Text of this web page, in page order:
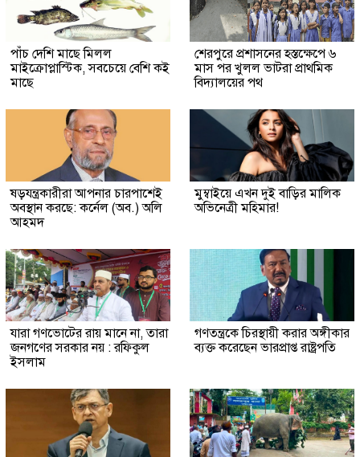
পাঁচ দেশি মাছে মিলল
মাইক্রোপ্লাস্টিক, সবচেয়ে বেশি কই
মাছে
শেরপুরে প্রশাসনের হস্তক্ষেপে ৬
মাস পর খুলল ভাটরা প্রাথমিক
বিদ্যালয়ের পথ
ষড়যন্ত্রকারীরা আপনার চারপাশেই
অবস্থান করছে: কর্নেল (অব.) অলি
আহমদ
মুম্বাইয়ে এখন দুই বাড়ির মালিক
অভিনেত্রী মহিমার!
যারা গণভোটের রায় মানে না, তারা
জনগণের সরকার নয় : রফিকুল
ইসলাম
গণতন্ত্রকে চিরস্থায়ী করার অঙ্গীকার
ব্যক্ত করেছেন ভারপ্রাপ্ত রাষ্ট্রপতি